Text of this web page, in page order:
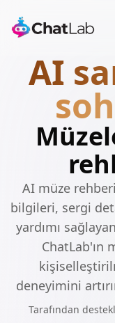
AI
AI müze
bilgileri, sergi
yardımı
ChatLab'ın
deneyimini
Tarafından